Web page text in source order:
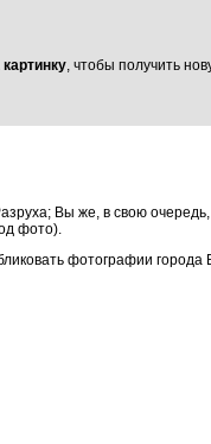
, чтобы получить
Вы же, в свою
фото).
фотографии города